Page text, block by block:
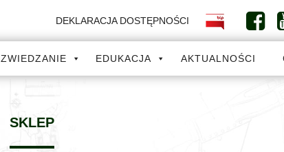
DEKLARACJA DOSTĘPNOŚCI
ZWIEDZANIE AKTUALNOŚCI
EDUKACJA
SKLEP